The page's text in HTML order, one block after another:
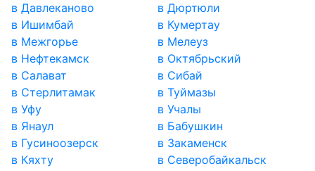
в Давлеканово
в Дюртюли
в Ишимбай
в Кумертау
в Межгорье
в Мелеуз
в Нефтекамск
в Октябрьский
в Салават
в Сибай
в Стерлитамак
в Туймазы
в Уфу
в Учалы
в Янаул
в Бабушкин
в Гусиноозерск
в Закаменск
в Кяхту
в Северобайкальск